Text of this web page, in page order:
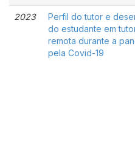
2023
Perfil do tutor e
do estudante em
remota durante a
pela Covid-19